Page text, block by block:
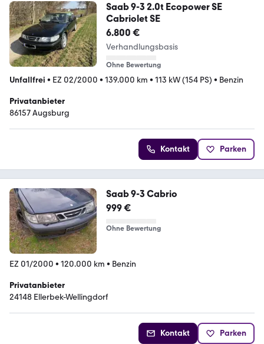
Saab 9-3 2.0t Ecopower SE
Cabriolet SE
6.800 €
Verhandlungsbasis
Ohne Bewertung
Unfallfrei • EZ 02/2000 • 139.000 km • 113 kW (154 PS) • Benzin
Privatanbieter
86157 Augsburg
Kontakt Parken
Saab 9-3 Cabrio
999 €
Ohne Bewertung
EZ 01/2000 • 120.000 km • Benzin
Privatanbieter
24148 Ellerbek-Wellingdorf
Kontakt Parken